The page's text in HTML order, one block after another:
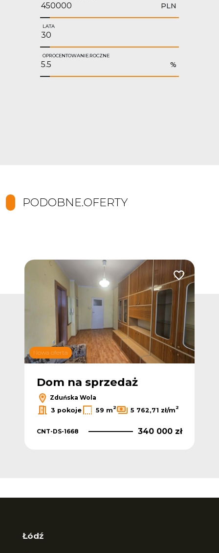
PLN
LATA
OPROCENTOWANIE.ROCZNE
%
PODOBNE.OFERTY
Nowa oferta
Dodaj do
Dom na sprzedaż
Zduńska Wola
3 pokoje
59 m2 5 762,71 zł/m2
CNT-DS-1668 340 000 zł
Łódź